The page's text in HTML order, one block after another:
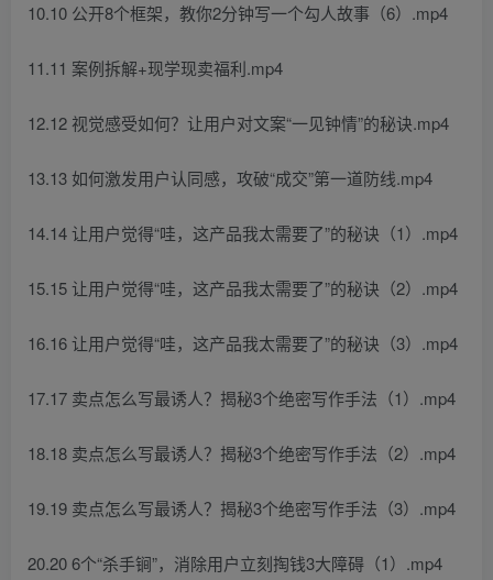
10.10 公开8个框架，教你2分钟写一个勾人故事（6）.mp4
11.11 案例拆解+现学现卖福利.mp4
12.12 视觉感受如何？让用户对文案“一见钟情”的秘诀.mp4
13.13 如何激发用户认同感，攻破“成交”第一道防线.mp4
14.14 让用户觉得“哇，这产品我太需要了”的秘诀（1）.mp4
15.15 让用户觉得“哇，这产品我太需要了”的秘诀（2）.mp4
16.16 让用户觉得“哇，这产品我太需要了”的秘诀（3）.mp4
17.17 卖点怎么写最诱人？揭秘3个绝密写作手法（1）.mp4
18.18 卖点怎么写最诱人？揭秘3个绝密写作手法（2）.mp4
19.19 卖点怎么写最诱人？揭秘3个绝密写作手法（3）.mp4
20.20 6个“杀手锏”，消除用户立刻掏钱3大障碍（1）.mp4